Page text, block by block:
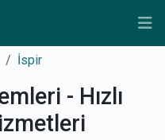
İspir
- Hızlı